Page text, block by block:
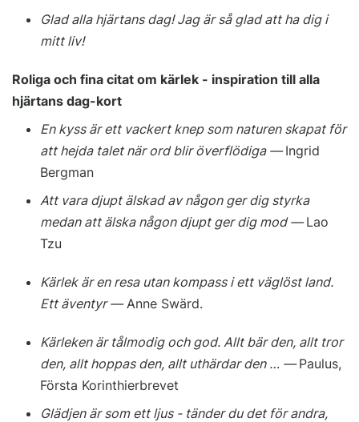
Glad alla hjärtans dag! Jag är så glad att ha dig i
mitt liv!
Roliga och fina citat om kärlek - inspiration till alla
hjärtans dag-kort
En kyss är ett vackert knep som naturen skapat för
att hejda talet när ord blir överflödiga —Ingrid
Bergman
Att vara djupt älskad av någon ger dig styrka
medan att älska någon djupt ger dig mod —Lao
Tzu
Kärlek är en resa utan kompass i ett väglöst land.
Ett äventyr —Anne Swärd.
Kärleken är tålmodig och god. Allt bär den, allt tror
den, allt hoppas den, allt uthärdar den … —Paulus,
Första Korinthierbrevet
Glädjen är som ett ljus - tänder du det för andra,